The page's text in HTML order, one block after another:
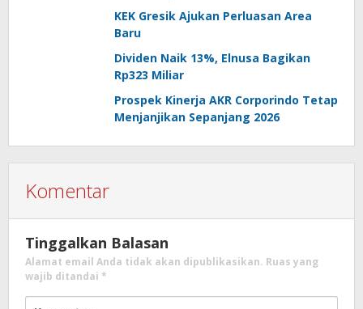
KEK Gresik Ajukan Perluasan Area
Baru
Dividen Naik 13%, Elnusa Bagikan
Rp323 Miliar
Prospek Kinerja AKR Corporindo Tetap
Menjanjikan Sepanjang 2026
Komentar
Tinggalkan Balasan
Alamat email Anda tidak akan dipublikasikan. Ruas yang
wajib ditandai *